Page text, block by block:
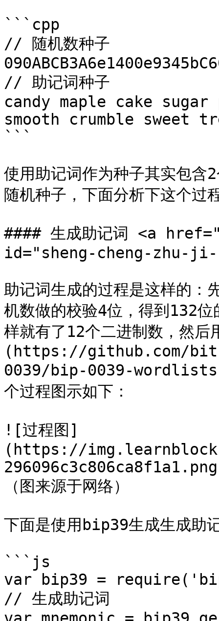
```cpp
// 随机数种子
// 助记词种子
candy maple cake
smooth crumble sweet
```
使用助记词作为种子其实包含
随机种子，下面分析下这个过
#### 生成助记词 <a
id="sheng-cheng-zhu-
助记词生成的过程是这样的：
机数做的校验4位，得到132
样就有了12个二进制数，然
(https://github.com/
0039/bip-0039-
个过程图示如下：
![过程图]
(https://
（图来源于网络）
下面是使用bip39生成生成助
```js
var bip39 =
// 生成助记词